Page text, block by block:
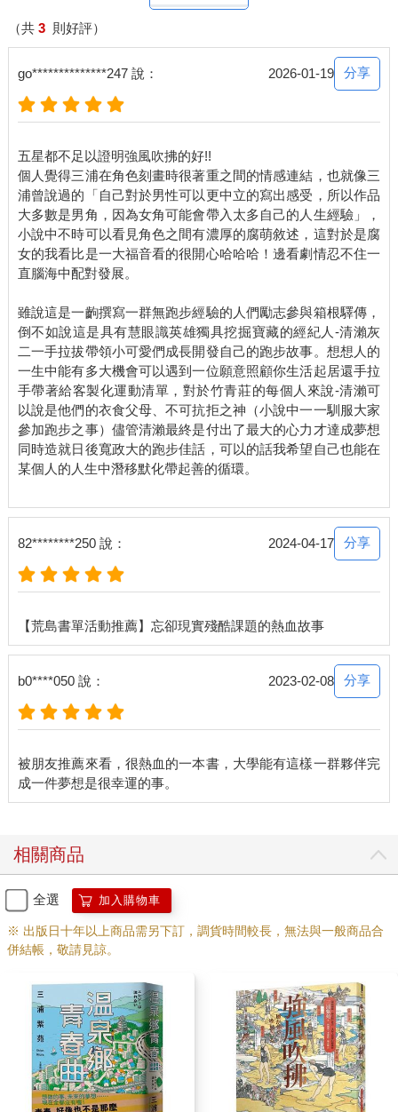
（共 3 則好評）
go**************247 說： 2026-01-19 分享
五星都不足以證明強風吹拂的好!!
個人覺得三浦在角色刻畫時很著重之間的情感連結，也就像三
浦曾說過的「自己對於男性可以更中立的寫出感受，所以作品
大多數是男角，因為女角可能會帶入太多自己的人生經驗」，
小說中不時可以看見角色之間有濃厚的腐萌敘述，這對於是腐
女的我看比是一大福音看的很開心哈哈哈！邊看劇情忍不住一
直腦海中配對發展。
雖說這是一齣撰寫一群無跑步經驗的人們勵志參與箱根驛傳，
倒不如說這是具有慧眼識英雄獨具挖掘寶藏的經紀人-清瀨灰
二一手拉拔帶領小可愛們成長開發自己的跑步故事。想想人的
一生中能有多大機會可以遇到一位願意照顧你生活起居還手拉
手帶著給客製化運動清單，對於竹青莊的每個人來說-清瀨可
以說是他們的衣食父母、不可抗拒之神（小說中一一馴服大家
參加跑步之事）儘管清瀨最終是付出了最大的心力才達成夢想
同時造就日後寬政大的跑步佳話，可以的話我希望自己也能在
某個人的人生中潛移默化帶起善的循環。
82********250 說： 2024-04-17 分享
【荒島書單活動推薦】忘卻現實殘酷課題的熱血故事
b0****050 說： 2023-02-08 分享
被朋友推薦來看，很熱血的一本書，大學能有這樣一群夥伴完
相關商品
全選 加入購物車
※ 出版日十年以上商品需另下訂，調貨時間較長，無法與一般商品合
併結帳，敬請見諒。